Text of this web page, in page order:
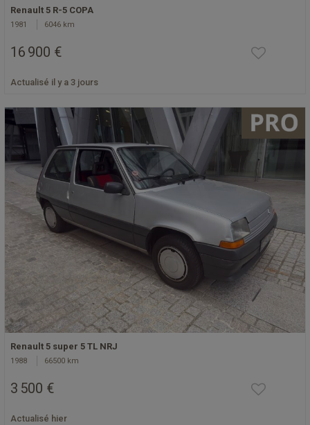
Renault 5 R-5 COPA
1981 6046 km
16 900 €
Actualisé il y a 3 jours
Renault 5 super 5 TL NRJ
1988 66500 km
3 500 €
Actualisé hier